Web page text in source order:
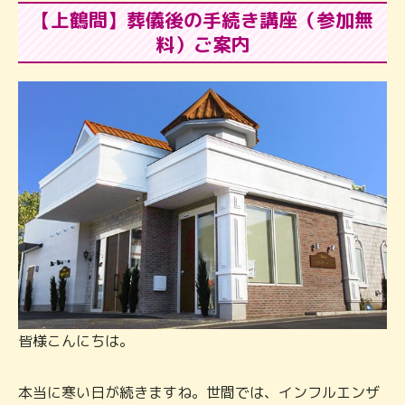
【上鶴間】葬儀後の手続き講座（参加無
料）ご案内
皆様こんにちは。
本当に寒い日が続きますね。世間では、インフルエンザ